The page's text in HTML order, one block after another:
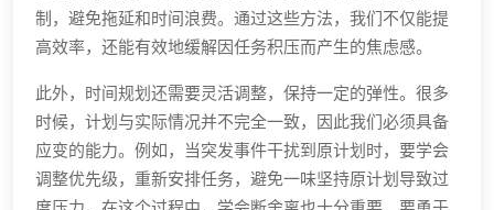
制，避免拖延和时间浪费。通过这些方法，我们不仅能提
高效率，还能有效地缓解因任务积压而产生的焦虑感。
此外，时间规划还需要灵活调整，保持一定的弹性。很多
时候，计划与实际情况并不完全一致，因此我们必须具备
应变的能力。例如，当突发事件干扰到原计划时，要学会
调整优先级，重新安排任务，避免一味坚持原计划导致过